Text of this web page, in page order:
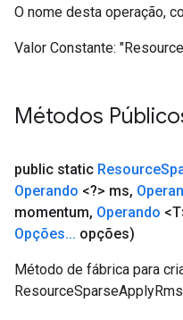
O nome desta operação,
Valor Constante:
Métodos
public static Resource
Operando <?> ms,
momentum, Operando
Opções... opções)
Método de fábrica para